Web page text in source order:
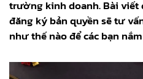
trường kinh doanh. Bài
đăng ký bản quyền sẽ tư
như thế nào để các bạn